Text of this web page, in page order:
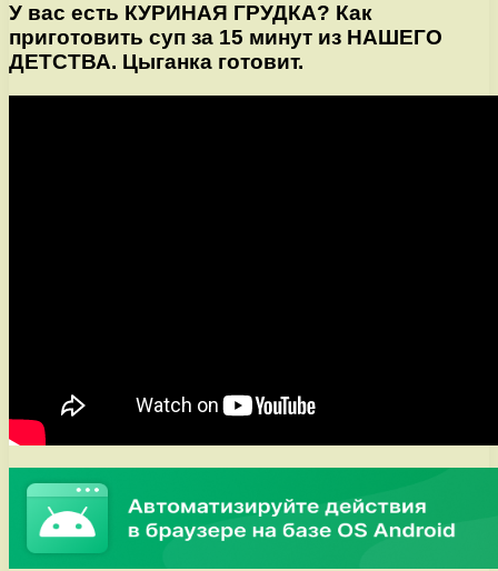
У вас есть КУРИНАЯ ГРУДКА? Как
приготовить суп за 15 минут из НАШЕГО
ДЕТСТВА. Цыганка готовит.